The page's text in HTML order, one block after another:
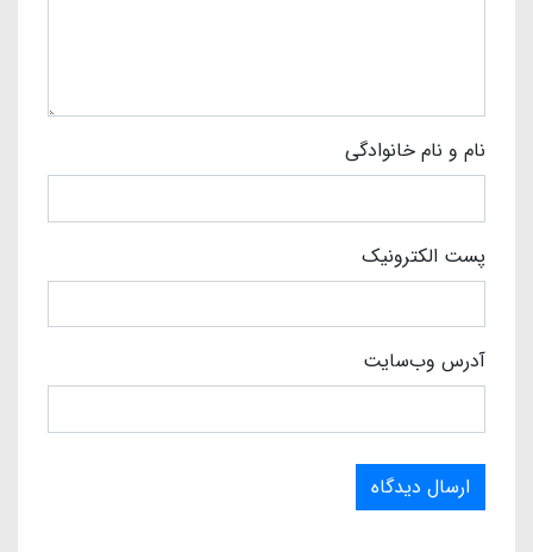
نام و نام خانوادگی
پست الکترونیک
آدرس وب‌سایت
ارسال دیدگاه